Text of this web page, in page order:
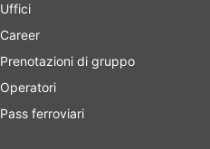
Uffici
Career
Prenotazioni di gruppo
Operatori
Pass ferroviari